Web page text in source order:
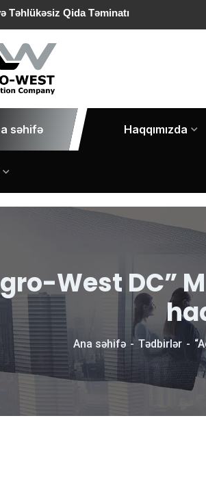
Təhlükəsiz Qida Təminatı
səhifə Haqqımızda
West DC”
Ana səhifə Tədbirlər